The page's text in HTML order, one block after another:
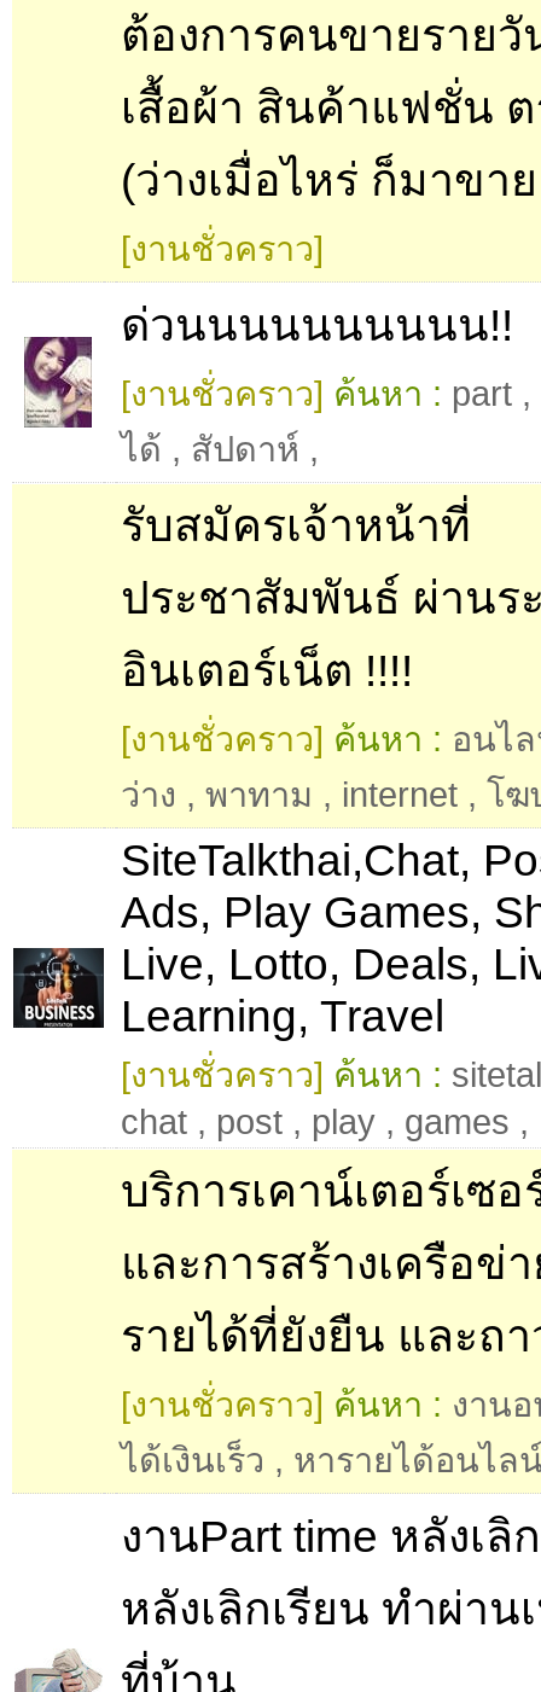
ต้องการคนขายรายวั
เสื้อผ้า สินค้าแฟชั่น
(ว่างเมื่อไหร่ ก็มาขา
[งานชั่วคราว]
ด่วนนนนนนนนนน!!
[งานชั่วคราว] ค้นหา : part ,
ได้ , สัปดาห์ ,
รับสมัครเจ้าหน้าที่
ประชาสัมพันธ์ ผ่านร
อินเตอร์เน็ต !!!!
[งานชั่วคราว] ค้นหา : อนไ
ว่าง , พาทาม , internet , โ
SiteTalkthai,Chat,
Ads, Play Games,
Live, Lotto, Deals,
Learning, Travel
[งานชั่วคราว] ค้นหา :
chat , post , play , games ,
บริการเคาน์เตอร์เซอ
และการสร้างเครือข่
รายได้ที่ยังยืน และถา
[งานชั่วคราว] ค้นหา : งาน
ได้เงินเร็ว , หารายได้อนไล
งานPart time หลังเลิ
หลังเลิกเรียน ทำผ่าน
ที่บ้าน